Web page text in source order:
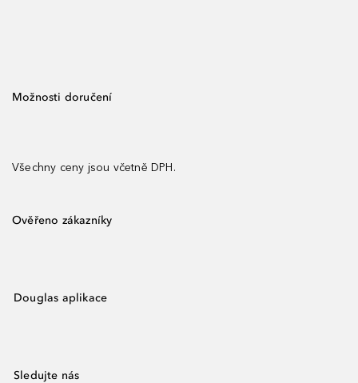
Možnosti doručení
Všechny ceny jsou včetně DPH.
Ověřeno zákazníky
Douglas aplikace
Sledujte nás